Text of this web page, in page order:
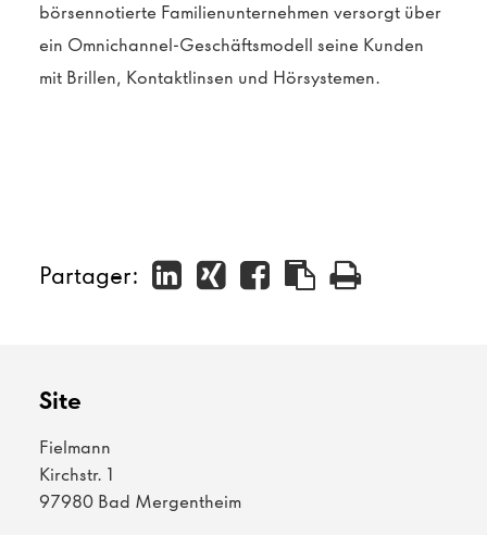
börsennotierte Familienunternehmen versorgt über
ein Omnichannel-Geschäftsmodell seine Kunden
mit Brillen, Kontaktlinsen und Hörsystemen.
Partager:
Site
Fielmann
Kirchstr. 1
97980 Bad Mergentheim